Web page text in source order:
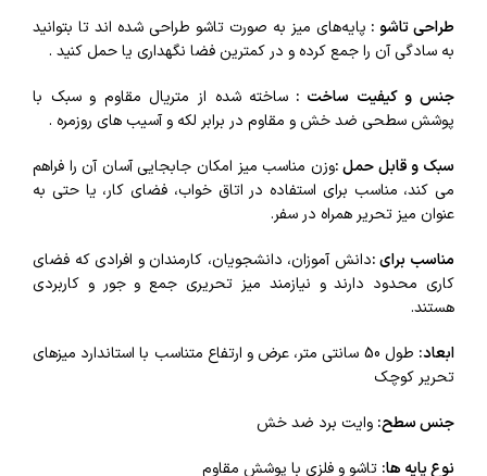
طراحی تاشو : پایه‌های میز به صورت تاشو طراحی شده‌ اند تا بتوانید
به سادگی آن را جمع کرده و در کمترین فضا نگهداری یا حمل کنید .
جنس و کیفیت ساخت : ساخته شده از متریال مقاوم و سبک با
پوشش سطحی ضد خش و مقاوم در برابر لکه و آسیب‌ های روزمره .
سبک و قابل حمل :وزن مناسب میز امکان جابجایی آسان آن را فراهم
می‌ کند، مناسب برای استفاده در اتاق خواب، فضای کار، یا حتی به
عنوان میز تحریر همراه در سفر.
مناسب برای :دانش‌ آموزان، دانشجویان، کارمندان و افرادی که فضای
کاری محدود دارند و نیازمند میز تحریری جمع و جور و کاربردی
هستند.
ابعاد:
طول 50 سانتی‌ متر، عرض و ارتفاع متناسب با استاندارد میزهای
تحریر کوچک
جنس سطح: وایت برد ضد خش
نوع پایه‌ ها: تاشو و فلزی با پوشش مقاوم